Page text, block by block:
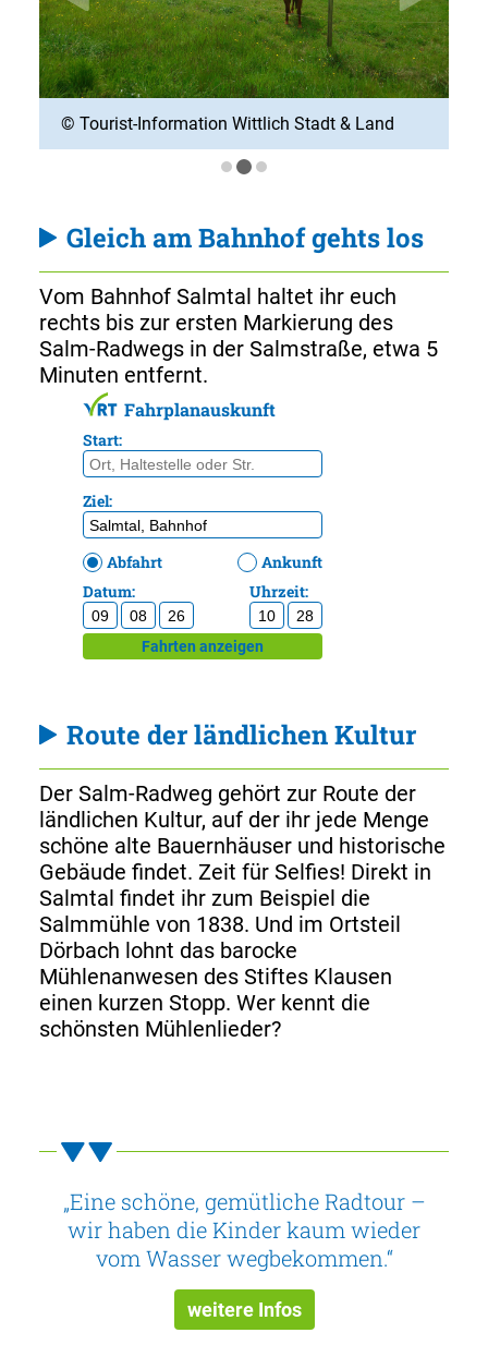
© Tourist-Information Wittlich Stadt & Land
Gleich am Bahnhof gehts los
Vom Bahnhof Salmtal haltet ihr euch
rechts bis zur ersten Markierung des
Salm-Radwegs in der Salmstraße, etwa 5
Minuten entfernt.
Route der ländlichen Kultur
Der Salm-Radweg gehört zur Route der
ländlichen Kultur, auf der ihr jede Menge
schöne alte Bauernhäuser und historische
Gebäude findet. Zeit für Selfies! Direkt in
Salmtal findet ihr zum Beispiel die
Salmmühle von 1838. Und im Ortsteil
Dörbach lohnt das barocke
Mühlenanwesen des Stiftes Klausen
einen kurzen Stopp. Wer kennt die
schönsten Mühlenlieder?
„Eine schöne, gemütliche Radtour –
wir haben die Kinder kaum wieder
vom Wasser wegbekommen.“
weitere Infos